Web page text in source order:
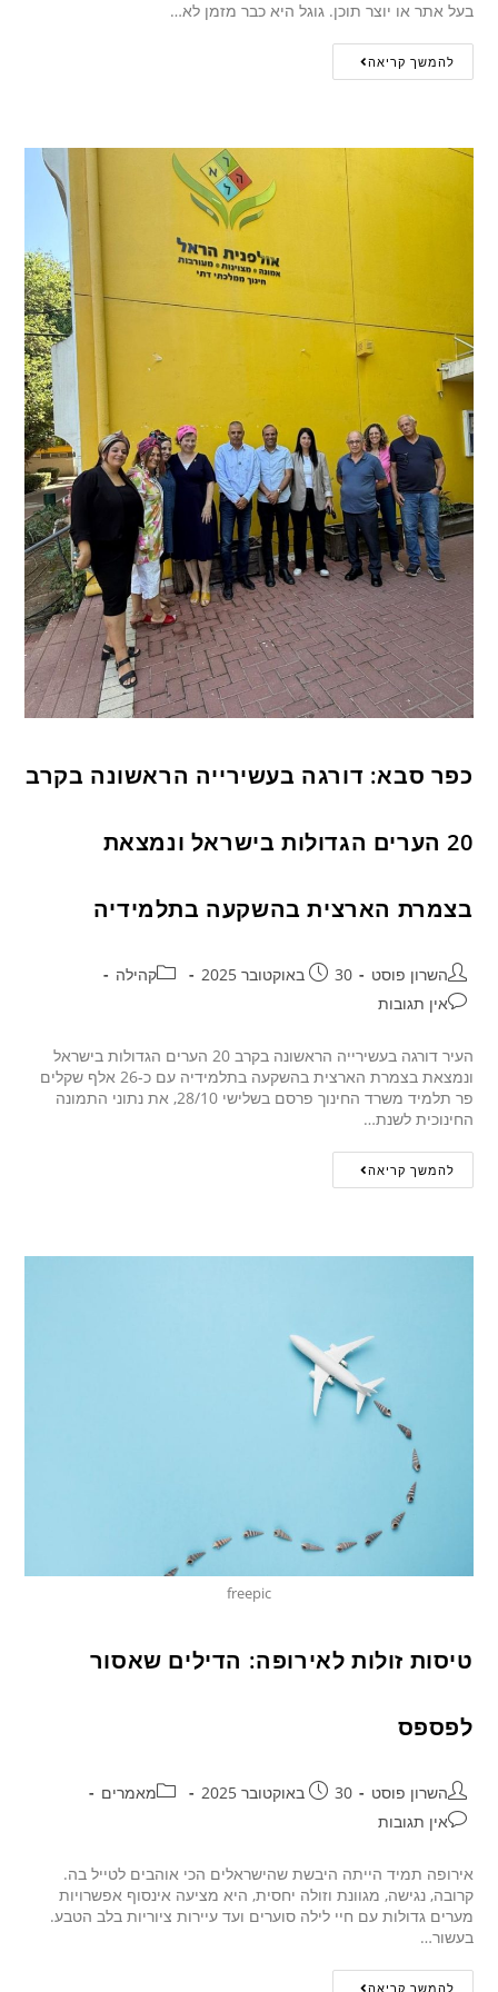
בעל אתר או יוצר תוכן. גוגל היא כבר מזמן לא…
להמשך קריאה
כפר סבא: דורגה בעשירייה הראשונה בקרב
20 הערים הגדולות בישראל ונמצאת
בצמרת הארצית בהשקעה בתלמידיה
השרון פוסט 30 באוקטובר 2025
קהילה
אין תגובות
העיר דורגה בעשירייה הראשונה בקרב 20 הערים הגדולות בישראל
ונמצאת בצמרת הארצית בהשקעה בתלמידיה עם כ-26 אלף שקלים
פר תלמיד משרד החינוך פרסם בשלישי 28/10, את נתוני התמונה
החינוכית לשנת…
להמשך קריאה
freepic
טיסות זולות לאירופה: הדילים שאסור
לפספס
השרון פוסט 30 באוקטובר 2025
מאמרים
אין תגובות
אירופה תמיד הייתה היבשת שהישראלים הכי אוהבים לטייל בה.
קרובה, נגישה, מגוונת וזולה יחסית, היא מציעה אינסוף אפשרויות
מערים גדולות עם חיי לילה סוערים ועד עיירות ציוריות בלב הטבע.
בעשור…
להמשך קריאה